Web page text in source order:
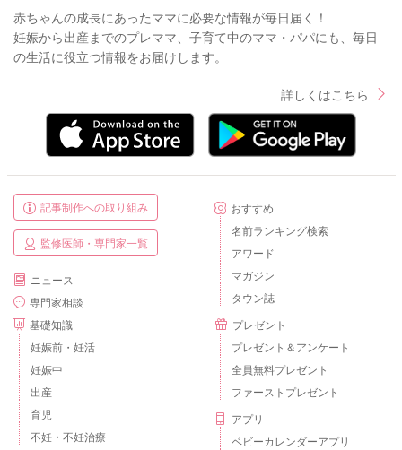
赤ちゃんの成長にあったママに必要な情報が毎日届く！
妊娠から出産までのプレママ、子育て中のママ・パパにも、毎日
の生活に役立つ情報をお届けします。
詳しくはこちら
記事制作への取り組み
監修医師・専門家一覧
ニュース
専門家相談
基礎知識
妊娠前・妊活
妊娠中
出産
育児
不妊・不妊治療
おすすめ
名前ランキング検索
アワード
マガジン
タウン誌
プレゼント
プレゼント＆アンケート
全員無料プレゼント
ファーストプレゼント
アプリ
ベビーカレンダーアプリ